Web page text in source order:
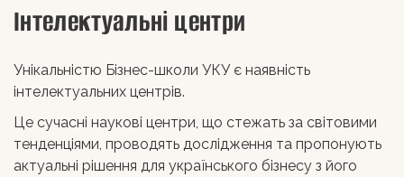
Інтелектуальні центри
Унікальністю Бізнес-школи УКУ є наявність
інтелектуальних центрів.
Це сучасні наукові центри, що стежать за світовими
тенденціями, проводять дослідження та пропонують
актуальні рішення для українського бізнесу з його